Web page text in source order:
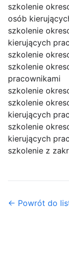
szkolenie
osób
szkolenie
kierujących
szkolenie
szkolenie
pracownikami
szkolenie
szkolenie
kierujących
szkolenie
kierujących
szkolenie z
← Powrót do